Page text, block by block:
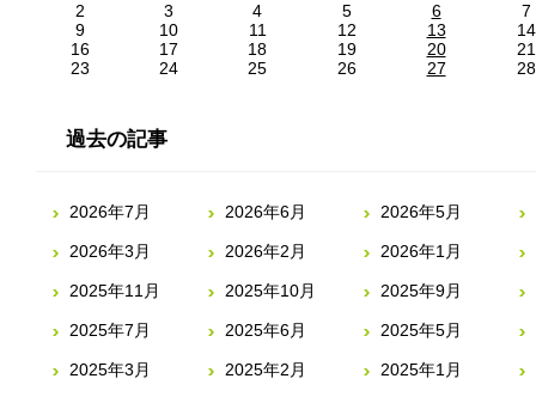
2 3 4 5 6
7
9
10 11 12 13
14
16
17 18 19 20
21
23
24 25 26 27 28
過去の記事
2026年7月 2026年6月 2026年5月
2026年3月 2026年2月 2026年1月
2025年11月 2025年10月 2025年9月
2025年7月 2025年6月 2025年5月
2025年3月 2025年2月 2025年1月